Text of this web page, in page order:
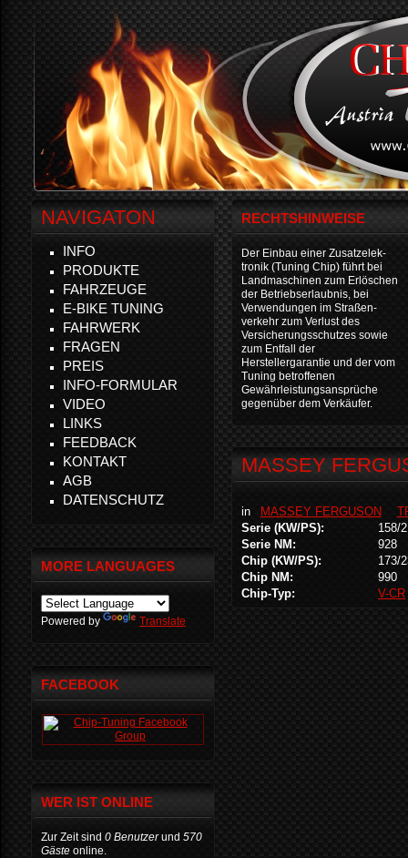
RECHTSHINWEISE
Der Einbau einer Zusatzelek-
tronik (Tuning Chip) führt bei
Landmaschinen zum Erlöschen
der Betriebserlaubnis, bei
Verwendungen im Straßen-
verkehr zum Verlust des
Versicherungsschutzes sowie
zum Entfall der
Herstellergarantie und der vom
Tuning betroffenen
Gewährleistungsansprüche
gegenüber dem Verkäufer.
MASSEY
in MASSEY FERGUSON
Serie (KW/PS):
158/
Serie NM:
928
Chip (KW/PS):
173/
Chip NM:
990
Chip-Typ:
V-CR
NAVIGATON
INFO
PRODUKTE
FAHRZEUGE
E-BIKE TUNING
FAHRWERK
FRAGEN
PREIS
INFO-FORMULAR
VIDEO
LINKS
FEEDBACK
KONTAKT
AGB
DATENSCHUTZ
MORE LANGUAGES
Powered by Translate
FACEBOOK
WER IST ONLINE
Zur Zeit sind 0 Benutzerund 570
Gäste online.